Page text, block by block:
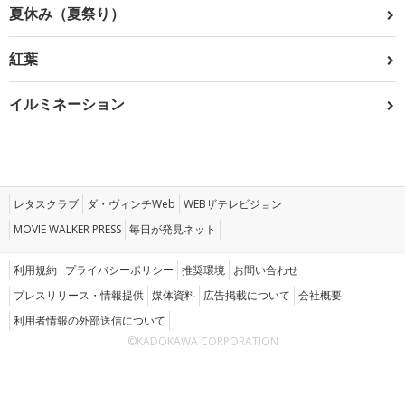
夏休み（夏祭り）
紅葉
イルミネーション
レタスクラブ ダ・ヴィンチWeb WEBザテレビジョン
MOVIE WALKER PRESS 毎日が発見ネット
利用規約 プライバシーポリシー 推奨環境 お問い合わせ
プレスリリース・情報提供 媒体資料 広告掲載について 会社概要
利用者情報の外部送信について
©KADOKAWA CORPORATION